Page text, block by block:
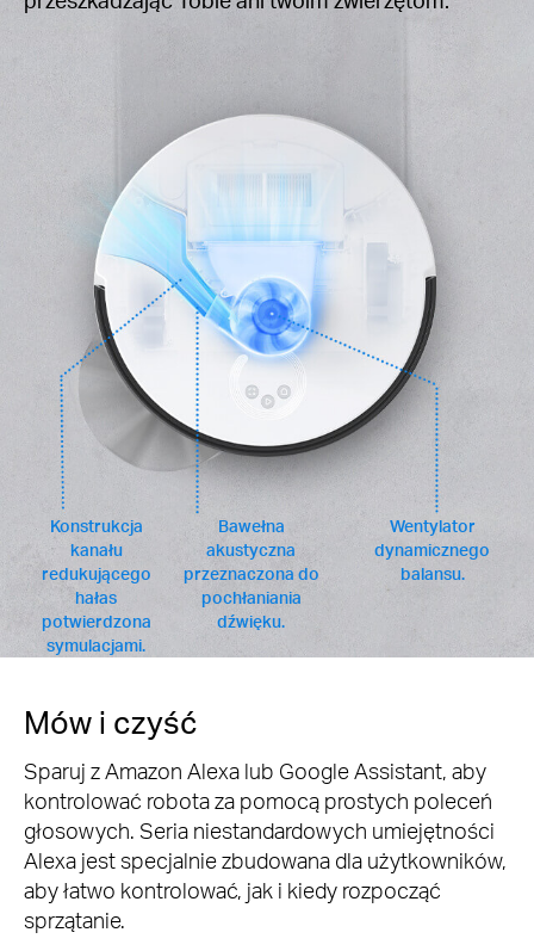
Konstrukcja
kanału
redukującego
hałas
potwierdzona
symulacjami.
Bawełna
akustyczna
przeznaczona do
pochłaniania
dźwięku.
Wentylator
dynamicznego
balansu.
Mów i czyść
Sparuj z Amazon Alexa lub Google Assistant, aby
kontrolować robota za pomocą prostych poleceń
głosowych. Seria niestandardowych umiejętności
Alexa jest specjalnie zbudowana dla użytkowników,
aby łatwo kontrolować, jak i kiedy rozpocząć
sprzątanie.